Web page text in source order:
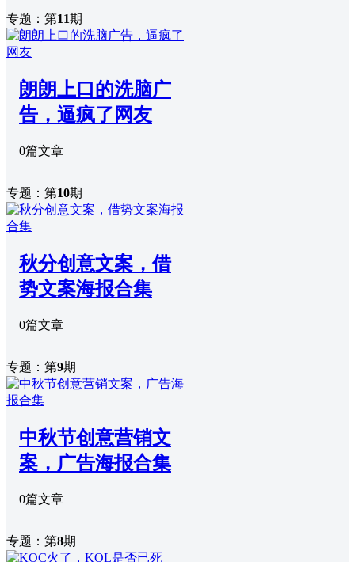
专题：第11期
朗朗上口的洗脑广
告，逼疯了网友
0篇文章
专题：第10期
秋分创意文案，借
势文案海报合集
0篇文章
专题：第9期
中秋节创意营销文
案，广告海报合集
0篇文章
专题：第8期